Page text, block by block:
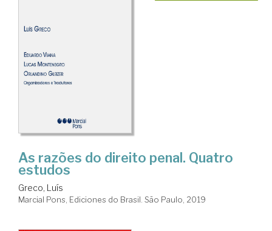
As razões do direito penal. Quatro
estudos
Greco, Luís
Marcial Pons, Ediciones do Brasil. São Paulo, 2019